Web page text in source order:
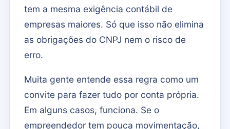
tem a mesma exigência contábil de
empresas maiores. Só que isso não elimina
as obrigações do CNPJ nem o risco de
erro.
Muita gente entende essa regra como um
convite para fazer tudo por conta própria.
Em alguns casos, funciona. Se o
empreendedor tem pouca movimentação,